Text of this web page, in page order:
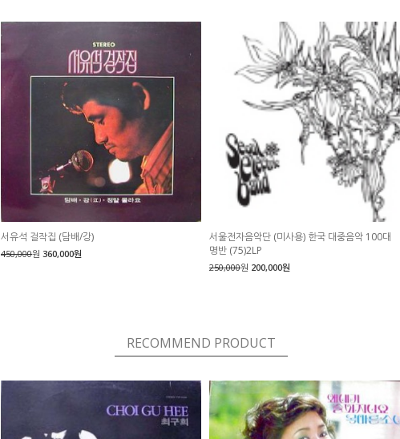
서유석 걸작집 (담배/강)
450,000원 360,000원
서울전자음악단 (미사용) 한국 대중음악 100대
명반 (75)2LP
250,000원 200,000원
RECOMMEND PRODUCT